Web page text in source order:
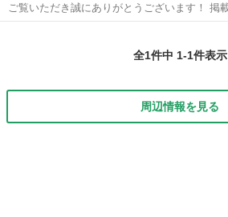
ご覧いただき誠にありがとうございます！ 掲載は随時更新しておりま
す。 ぜひ他の車両もご覧ください！ ※数日のみの短期間掲載です！
全1件中 1-1件表示
周辺情報を見る